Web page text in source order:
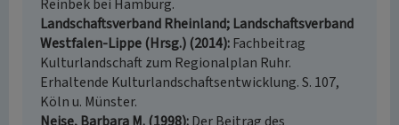
Reinbek bei Hamburg.
Landschaftsverband Rheinland; Landschaftsverband
Westfalen-Lippe (Hrsg.) (2014) Fachbeitrag
Kulturlandschaft zum Regionalplan Ruhr.
Erhaltende Kulturlandschaftsentwicklung. S. 107,
Köln u. Münster.